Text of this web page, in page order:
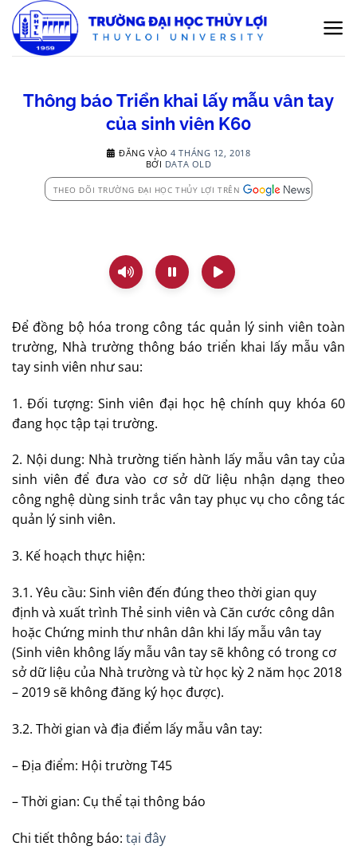
qua
nội
Thông báo Triển khai lấy mẫu vân tay
của sinh viên K60
ĐĂNG VÀO4 THÁNG 12, 2018
BỞI DATA OLD
THEO DÕI TRƯỜNG ĐẠI HỌC THỦY LỢI TRÊN
Để đồng bộ hóa trong công tác quản lý sinh viên toàn
trường, Nhà trường thông báo triển khai lấy mẫu vân
tay sinh viên như sau:
1. Đối tượng: Sinh viên đại học hệ chính quy khóa 60
đang học tập tại trường.
2. Nội dung: Nhà trường tiến hành lấy mẫu vân tay của
sinh viên để đưa vào cơ sở dữ liệu nhận dạng theo
công nghệ dùng sinh trắc vân tay phục vụ cho công tác
quản lý sinh viên.
3. Kế hoạch thực hiện:
3.1. Yêu cầu: Sinh viên đến đúng theo thời gian quy
định và xuất trình Thẻ sinh viên và Căn cước công dân
hoặc Chứng minh thư nhân dân khi lấy mẫu vân tay
(Sinh viên không lấy mẫu vân tay sẽ không có trong cơ
sở dữ liệu của Nhà trường và từ học kỳ 2 năm học 2018
– 2019 sẽ không đăng ký học được).
3.2. Thời gian và địa điểm lấy mẫu vân tay:
– Địa điểm: Hội trường T45
– Thời gian: Cụ thể tại thông báo
Chi tiết thông báo: tại đây